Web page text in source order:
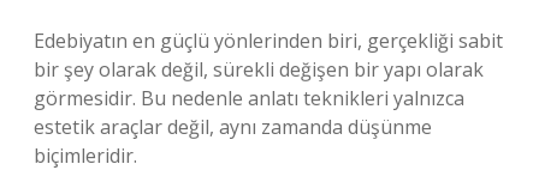
Edebiyatın en güçlü yönlerinden biri, gerçekliği sabit
bir şey olarak değil, sürekli değişen bir yapı olarak
görmesidir. Bu nedenle anlatı teknikleri yalnızca
estetik araçlar değil, aynı zamanda düşünme
biçimleridir.